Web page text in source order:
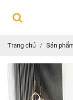
Trang chủ Sản